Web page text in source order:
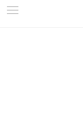
-->